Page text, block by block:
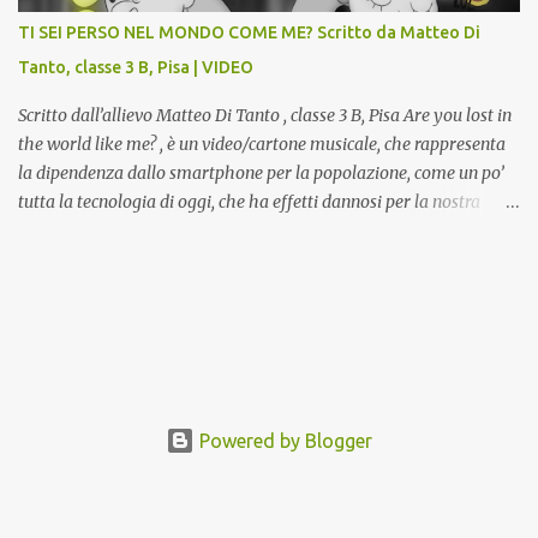
progetti di arredamento e di mobili, intarsi ed intagli lignei
da allievi e studenti dell’Istituto d’Arte durante il...
TI SEI PERSO NEL MONDO COME ME? Scritto da Matteo Di
Tanto, classe 3 B, Pisa | VIDEO
Scritto dall’allievo Matteo Di Tanto , classe 3 B, Pisa Are you lost in
the world like me? , è un video/cartone musicale, che rappresenta
la dipendenza dallo smartphone per la popolazione, come un po’
tutta la tecnologia di oggi, che ha effetti dannosi per la nostra
valori umani, fatti di rapporti sociali, come amicizia, amore,
Powered by Blogger